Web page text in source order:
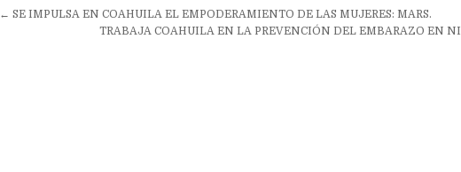
Navegación
← SE IMPULSA EN COAHUILA EL EMPODERAMIENTO DE LAS MUJERES: MARS.
TRABAJA COAHUILA EN LA PREVENCIÓN DEL EMBARAZO EN